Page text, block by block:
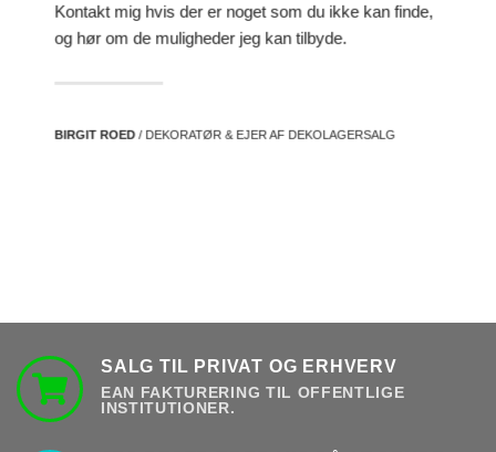
Kontakt mig hvis der er noget som du ikke kan finde,
og hør om de muligheder jeg kan tilbyde.
BIRGIT ROED/ DEKORATØR & EJER AF DEKOLAGERSALG
SALG TIL PRIVAT OG ERHVERV
EAN FAKTURERING TIL OFFENTLIGE
INSTITUTIONER.